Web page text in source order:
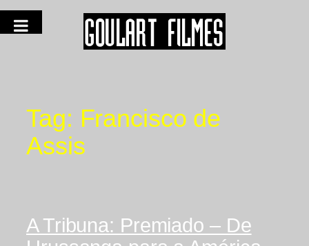
Tag: Francisco de
Assis
A Tribuna: Premiado – De